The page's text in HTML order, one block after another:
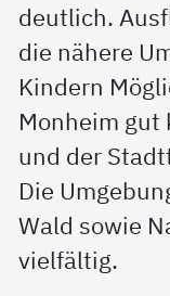
deutlich.
die nähere
Kindern
Monheim gut
und der
Die
Wald sowie
vielfältig.